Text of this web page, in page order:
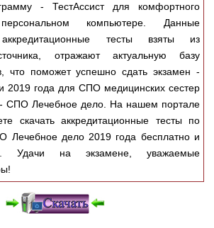
и неотложной помощи
и инструментальных
- ТестАссист для комфортного
компьютере. Данные
аккредитационные тесты взяты из
отражают актуальную базу
что поможет успешно сдать экзамен -
2019 года для СПО медицинских сестер
- СПО Лечебное дело. На нашем портале
скачать аккредитационные тесты по
Лечебное дело 2019 года бесплатно и
Удачи на экзамене, уважаемые